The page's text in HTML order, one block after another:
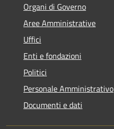
Organi di Governo
Aree Amministrative
Uffici
Enti e fondazioni
Politici
Personale Amministrativo
Documenti e dati